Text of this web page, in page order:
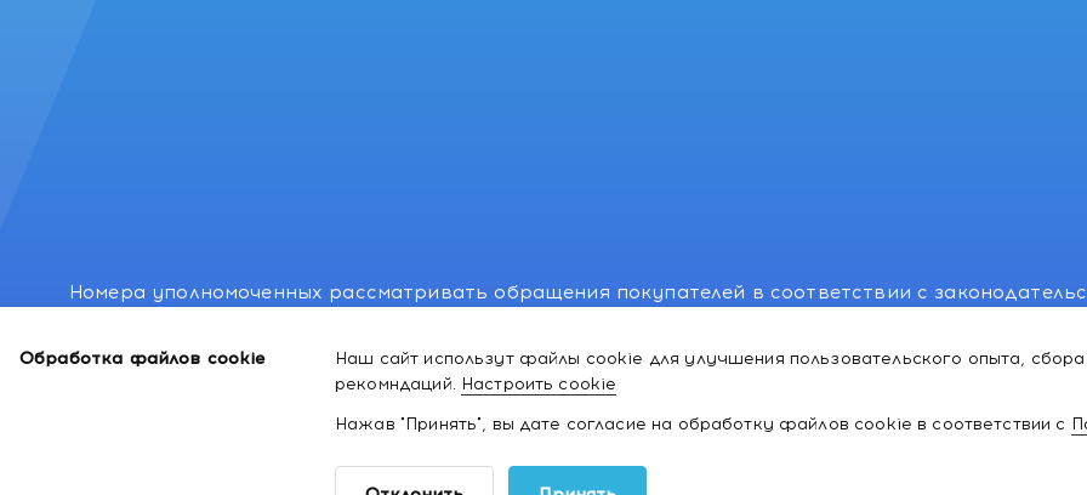
Обработка файлов cookie
Наш сайт использут файлы cookie для улучшения пользовательского опыта, сбора
рекомндаций. Настроить cookie
Нажав "Принять", вы дате согласие на обработку файлов cookie в соответствии с
Номера уполномоченных рассматривать обращения покупателей в соответствии с
Номер и адрес электронной почты лица, уполномоченного рассматривать обращения
законодательством о защите прав потребителей:766-55-88 (для всех мобильных операторов),